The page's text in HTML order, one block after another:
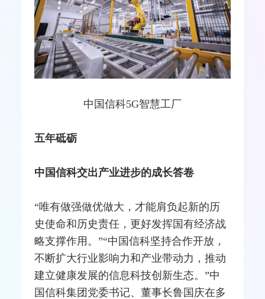
中国信科5G智慧工厂
五年砥砺
中国信科交出产业进步的成长答卷
“唯有做强做优做大，才能肩负起新的历
史使命和历史责任，更好发挥国有经济战
略支撑作用。”“中国信科坚持合作开放，
不断扩大行业影响力和产业带动力，推动
建立健康发展的信息科技创新生态。”中
国信科集团党委书记、董事长鲁国庆在多